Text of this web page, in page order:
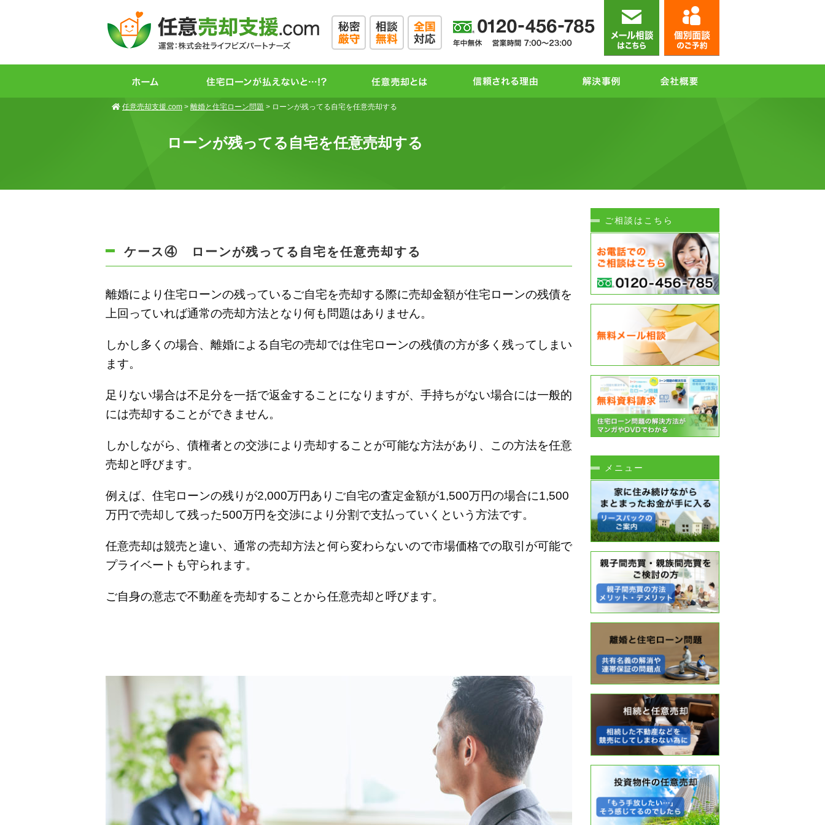
任意売却支援.com > 離婚と住宅ローン問題 > ローンが残ってる自宅を任意売却する
ローンが残ってる自宅を任意売却する
ケース④ ローンが残ってる自宅を任意売却する
離婚により住宅ローンの残っているご自宅を売却する際に売却金額が住宅ローンの残債を
上回っていれば通常の売却方法となり何も問題はありません。
しかし多くの場合、離婚による自宅の売却では住宅ローンの残債の方が多く残ってしまい
ます。
足りない場合は不足分を一括で返金することになりますが、手持ちがない場合には一般的
には売却することができません。
しかしながら、債権者との交渉により売却することが可能な方法があり、この方法を任意
売却と呼びます。
例えば、住宅ローンの残りが2,000万円ありご自宅の査定金額が1,500万円の場合に1,500
万円で売却して残った500万円を交渉により分割で支払っていくという方法です。
任意売却は競売と違い、通常の売却方法と何ら変わらないので市場価格での取引が可能で
プライベートも守られます。
ご自身の意志で不動産を売却することから任意売却と呼びます。
ご相談はこちら
メニュー